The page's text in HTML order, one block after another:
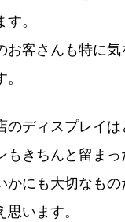
。
客さんも特に
ディスプレイ
きちんと留まっ
にも大切なも
います。